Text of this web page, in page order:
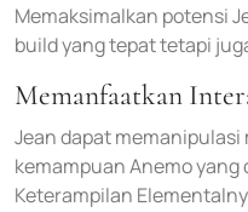
Memaksimalkan potensi
build yang tepat tetapi
Memanfaatkan
Jean dapat
kemampuan Anemo
Keterampilan